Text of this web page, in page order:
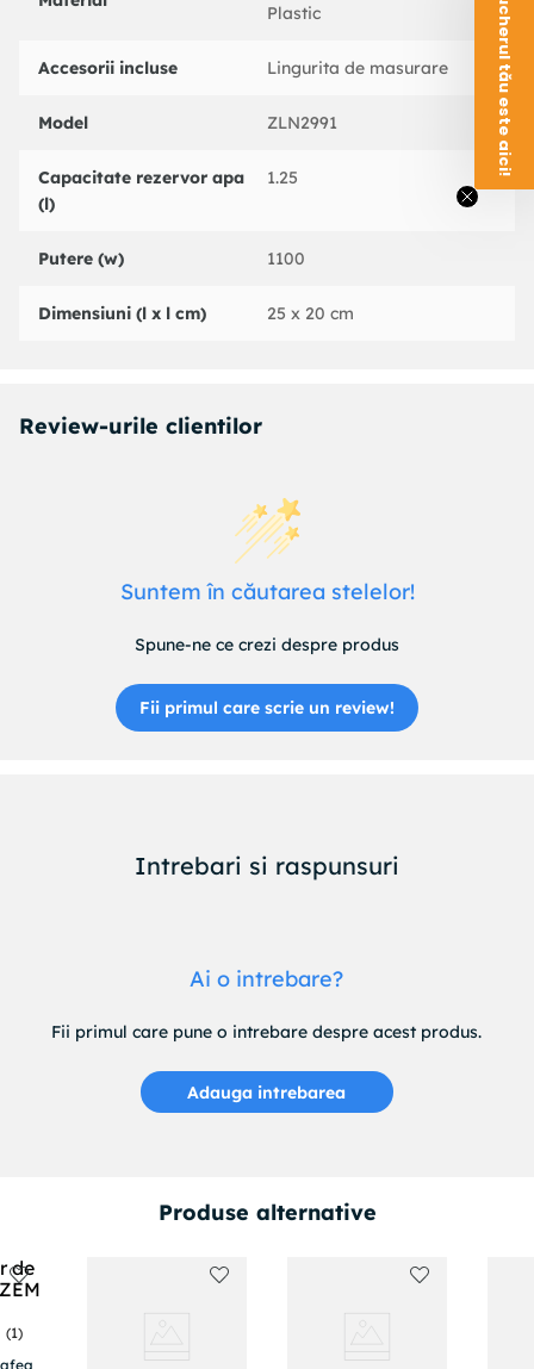
Plastic
Accesorii incluse Lingurita de masurare
Model ZLN2991
Capacitate rezervor apa
(l)
1.25
Putere (w) 1100
Dimensiuni (l x l cm) 25 x 20 cm
Review-urile clientilor
Suntem în căutarea stelelor!
Spune-ne ce crezi despre produs
Fii primul care scrie un review!
Intrebari si raspunsuri
Ai o intrebare?
Fii primul care pune o intrebare despre acest produs.
Adauga intrebarea
Produse alternative
(1)
Voucherul tău este aici!